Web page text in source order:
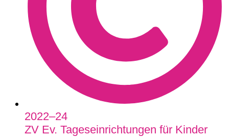
2022–24
ZV Ev. Tageseinrichtungen für Kinder